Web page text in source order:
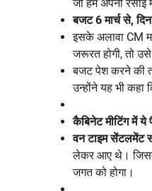
जो हम अपनी रसोई
बजट 6 मार्च से,
इसके अलावा CM
जरूरत होगी, तो उसे
बजट पेश करने की
उन्होंने यह भी
कैबिनेट मीटिंग में
वन टाइम सेंटलमेंट
लेकर आए थे।
जगत को होगा।